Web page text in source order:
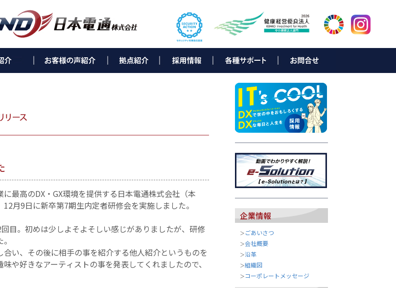
▶ 新卒者向け 会社説明会情報▶ e-Solution（お客様サポート）
▶ データ復旧サービス
▶ e-bill eco
▶ NDひかり with NTT西日本
▶ N Link
▶ D-NEXT
▶ ND-Power
▶ NDでんきNEO
▶ SmartNexus
▶ TeamViewerリモートサポート
▶ ISLonline
最高のDX・GX環境を提供する日本電通株式会社（本
9日に新卒第7期生内定者研修会を実施しました。
目。初めは少しよそよそしい感じがありましたが、研修
い、その後に相手の事を紹介する他人紹介というものを
や好きなアーティストの事を発表してくれましたので、
企業情報
＞ ごあいさつ
＞会社概要
＞沿革
＞組織図
＞コーポレートメッセージ